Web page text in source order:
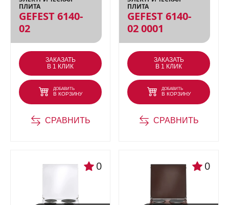
ПЛИТА
GEFEST 6140-
02
ЗАКАЗАТЬ
В 1 КЛИК
ДОБАВИТЬ
В КОРЗИНУ
СРАВНИТЬ
ПЛИТА
GEFEST 6140-
02 0001
ЗАКАЗАТЬ
В 1 КЛИК
ДОБАВИТЬ
В КОРЗИНУ
СРАВНИТЬ
0 0
ЗАКАЗАТЬ В 1 КЛИК
Ваше имя
*